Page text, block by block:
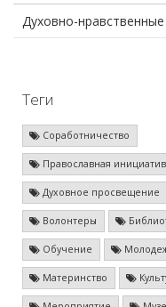
Духовно-
Теги
Соработничество
Православная
Духовное просвещение
Волонтеры
Обучение
Материнство